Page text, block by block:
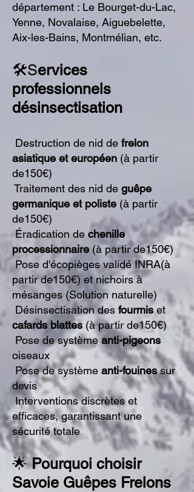
département : Le Bourget-du-Lac,
Yenne, Novalaise, Aiguebelette,
Aix-les-Bains, Montmélian, etc.
🛠️Services
professionnels
désinsectisation
Destruction de nid de frelon
asiatique et européen (à partir
de150€)
Traitement des nid de guêpe
germanique et poliste (à partir
de150€)
Éradication de chenille
processionnaire (à partir de150€)
Pose d'écopiègesvalidé INRA(à
partir de150€) et nichoirs à
mésanges (Solution naturelle)
Désinsectisation des fourmiset
cafards blattes (à partir de150€)
Pose de systèmeanti-pigeons
oiseaux
Pose de système anti-fouinessur
devis
Interventions discrètes et
efficaces, garantissant une
sécurité totale
🌟Pourquoi choisir
Savoie Guêpes Frelons